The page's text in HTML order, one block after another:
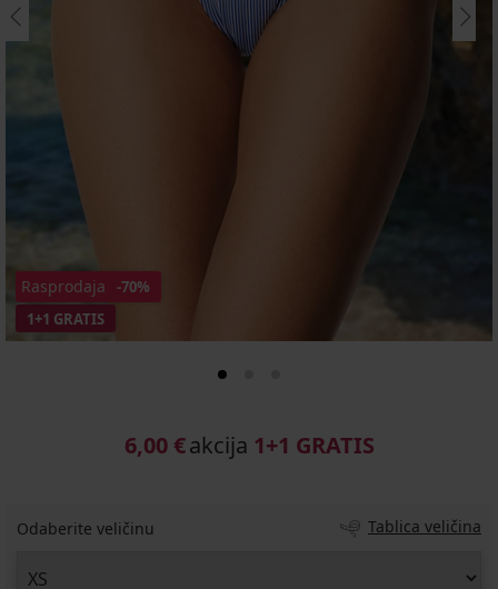
1+1 GRATIS
Rasprodaja -70%
6,00 €akcija 1+1 GRATIS
Odaberite veličinu Tablica veličina